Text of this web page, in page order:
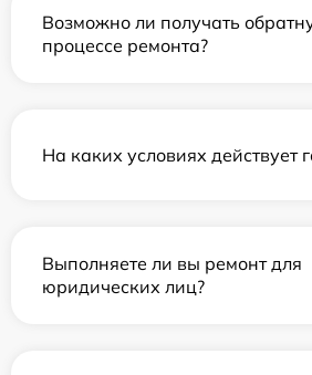
Возможно ли получать
процессе ремонта?
На каких условиях действует
Выполняете ли вы ремонт для
юридических лиц?